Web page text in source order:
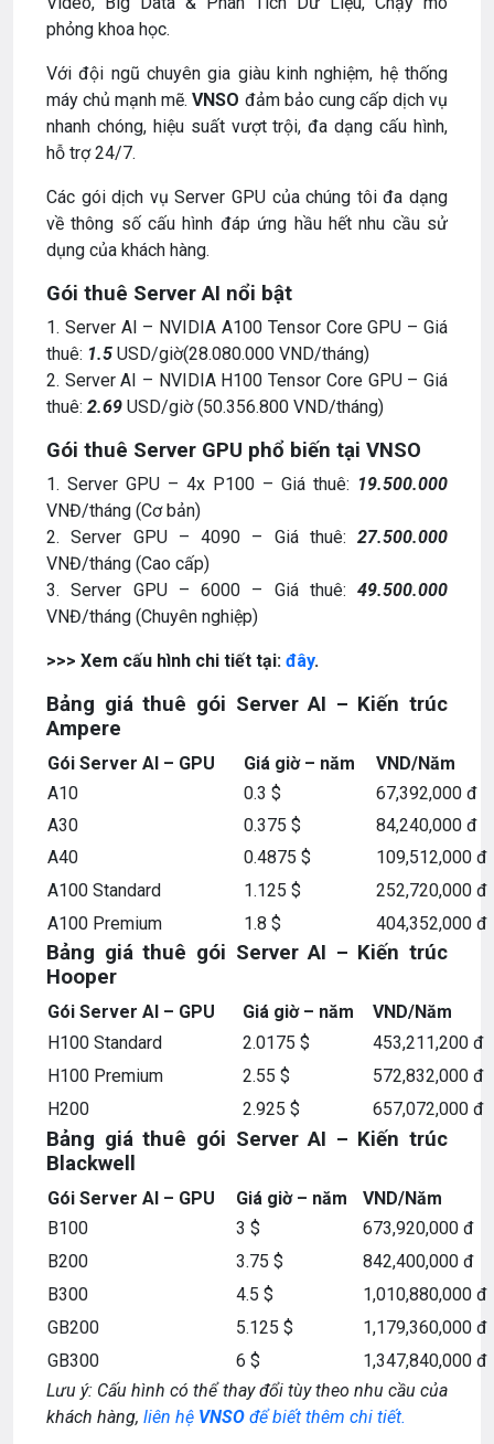
phỏng khoa học.
Với đội ngũ chuyên gia giàu kinh nghiệm, hệ thống
máy chủ mạnh mẽ.VNSO đảm bảo cung cấp dịch vụ
nhanh chóng, hiệu suất vượt trội, đa dạng cấu hình,
hỗ trợ 24/7.
Các gói dịch vụ Server GPU của chúng tôi đa dạng
về thông số cấu hình đáp ứng hầu hết nhu cầu sử
dụng của khách hàng.
Gói thuê Server AI nổi bật
1. Server AI – NVIDIA A100 Tensor Core GPU – Giá
thuê: 1.5 USD/giờ(28.080.000 VND/tháng)
2. Server AI – NVIDIA H100 Tensor Core GPU – Giá
thuê: 2.69 USD/giờ (50.356.800 VND/tháng)
Gói thuê Server GPU phổ biến tại VNSO
1. Server GPU – 4x P100 – Giá thuê: 19.500.000
VNĐ/tháng (Cơ bản)
2. Server GPU – 4090 – Giá thuê: 27.500.000
VNĐ/tháng (Cao cấp)
3. Server GPU – 6000 – Giá thuê: 49.500.000
VNĐ/tháng (Chuyên nghiệp)
>>> Xem cấu hình chi tiết tại: đây.
Bảng giá thuê gói Server AI – Kiến trúc
Ampere
Gói Server AI – GPU Giá giờ – năm
VND/Năm
A10
0.3 $
67,392,000 đ
A30
0.375 $
84,240,000 đ
A40
0.4875 $
109,512,000 đ
A100 Standard
1.125 $
252,720,000 đ
A100 Premium
1.8 $ 404,352,000 đ
Bảng giá thuê gói Server AI – Kiến trúc
Hooper
Gói Server AI – GPU Giá giờ – năm
VND/Năm
H100 Standard
2.0175 $
453,211,200 đ
H100 Premium
2.55 $
572,832,000 đ
H200
2.925 $ 657,072,000 đ
Bảng giá thuê gói Server AI – Kiến trúc
Blackwell
Gói Server AI – GPU Giá giờ – năm
VND/Năm
B100
3 $
673,920,000 đ
B200
3.75 $
842,400,000 đ
B300
4.5 $
1,010,880,000 đ
GB200
5.125 $
1,179,360,000 đ
GB300
6 $
1,347,840,000 đ
Lưu ý: Cấu hình có thể thay đổi tùy theo nhu cầu của
khách hàng, liên hệ VNSO để biết thêm chi tiết.